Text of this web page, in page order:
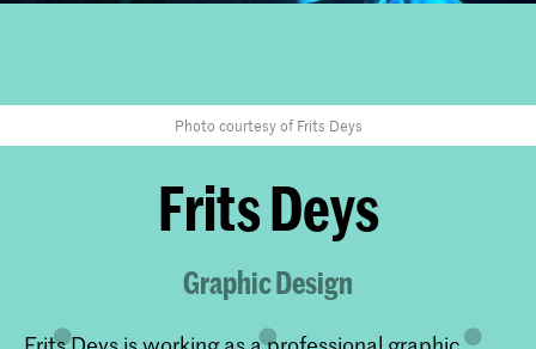
Photo courtesy of Frits Deys
Frits Deys
Graphic Design